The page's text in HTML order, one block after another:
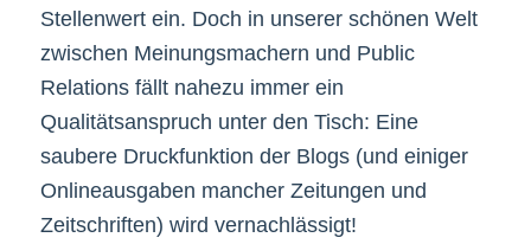
Stellenwert ein. Doch in unserer schönen Welt
zwischen Meinungsmachern und Public
Relations fällt nahezu immer ein
Qualitätsanspruch unter den Tisch: Eine
saubere Druckfunktion der Blogs (und einiger
Onlineausgaben mancher Zeitungen und
Zeitschriften) wird vernachlässigt!